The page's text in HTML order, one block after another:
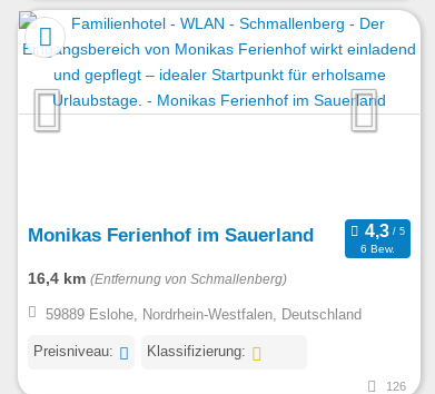
Monikas Ferienhof im Sauerland
6 Bew.
16,4 km (Entfernung von Schmallenberg)
59889 Eslohe, Nordrhein-Westfalen, Deutschland
Preisniveau: Klassifizierung:
126